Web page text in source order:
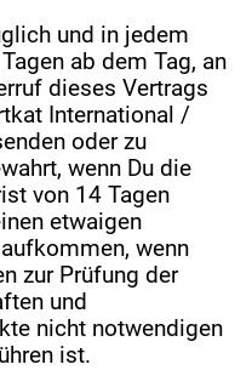
und in jedem
ab dem Tag, an
dieses Vertrags
International /
oder zu
wenn Du die
von 14 Tagen
etwaigen
wenn
zur Prüfung der
und
nicht notwendigen
ist.